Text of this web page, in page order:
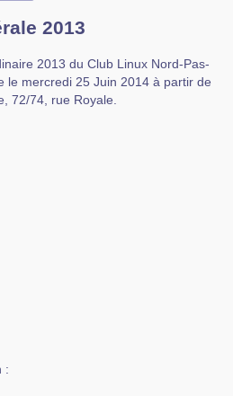
2013
2013 du Club Linux Nord-Pas-
le mercredi 25 Juin 2014 à partir de
72/74, rue Royale.
: